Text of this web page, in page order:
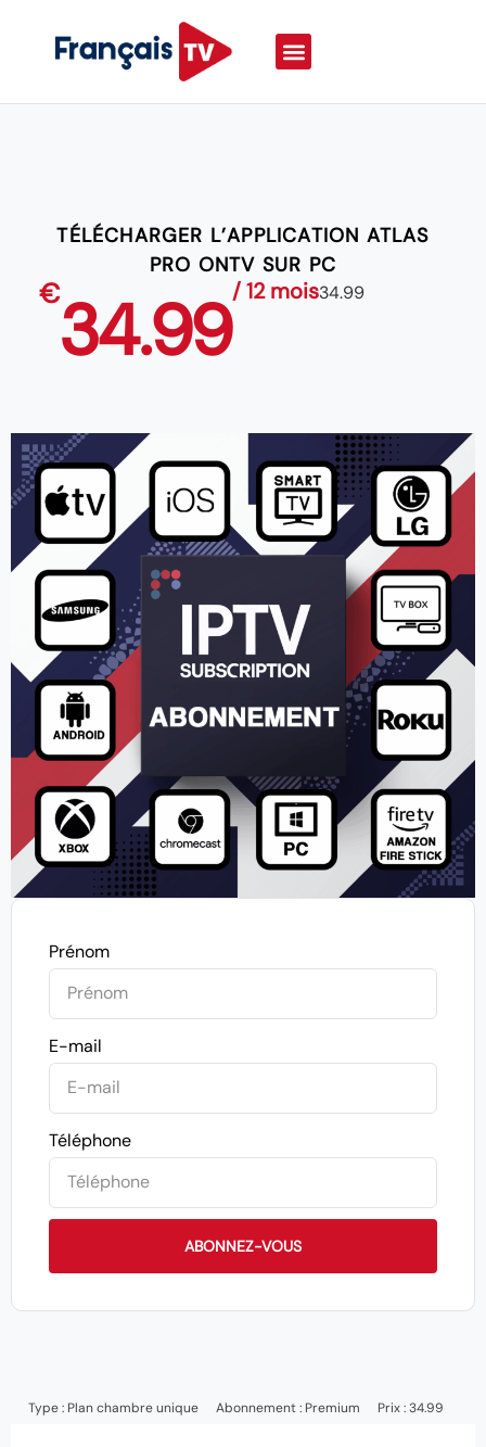
TÉLÉCHARGER L’APPLICATION ATLAS
PRO ONTV SUR PC
€34.99/ 12 mois34.99
Prénom
E-mail
Téléphone
ABONNEZ-VOUS
Type : Plan chambre unique Abonnement : Premium Prix : 34.99